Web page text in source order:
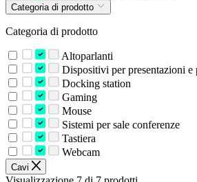
Categoria di prodotto
Categoria di prodotto
Altoparlanti
Dispositivi per presentazioni e
Docking station
Gaming
Mouse
Sistemi per sale conferenze
Tastiera
Webcam
Cavi